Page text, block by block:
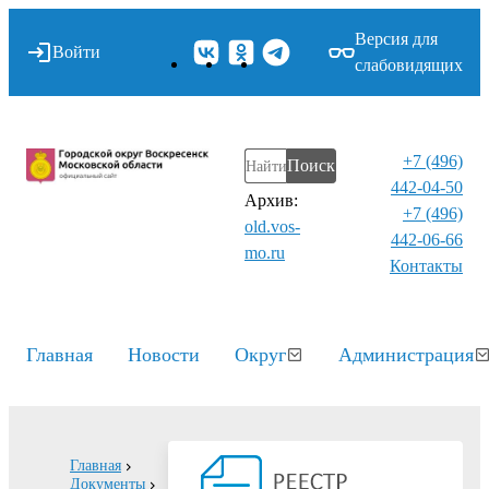
Войти
Версия для
слабовидящих
Поиск
Архив:
old.vos-
mo.ru
+7 (496)
442-04-50
+7 (496)
442-06-66
Контакты⁠
Главная Новости Округ Администрация
Главная
Документы